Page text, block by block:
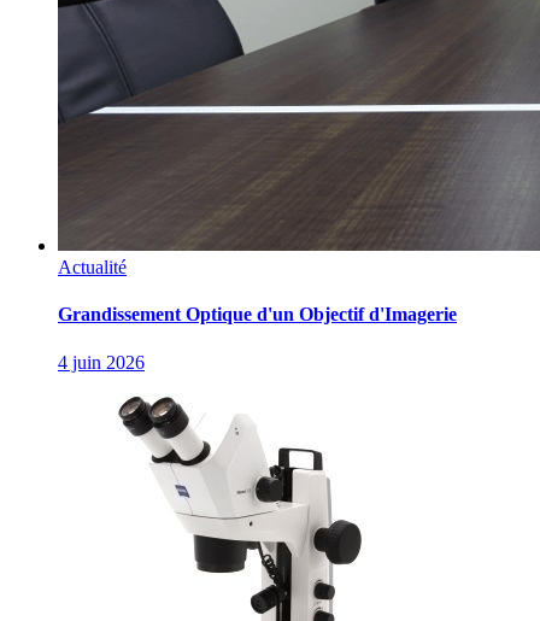
Actualité
Grandissement Optique d'un Objectif d'Imagerie
4 juin 2026